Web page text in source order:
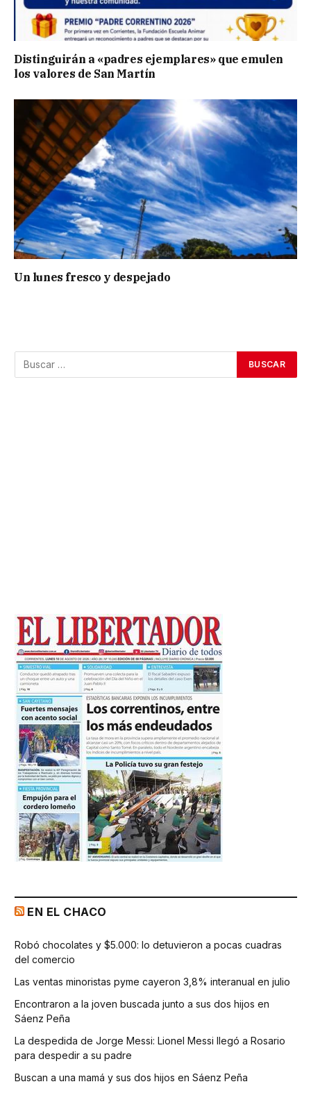
Distinguirán a «padres ejemplares» que emulen
los valores de San Martín
Un lunes fresco y despejado
EN EL CHACO
Robó chocolates y $5.000: lo detuvieron a pocas cuadras
del comercio
Las ventas minoristas pyme cayeron 3,8% interanual en julio
Encontraron a la joven buscada junto a sus dos hijos en
Sáenz Peña
La despedida de Jorge Messi: Lionel Messi llegó a Rosario
para despedir a su padre
Buscan a una mamá y sus dos hijos en Sáenz Peña